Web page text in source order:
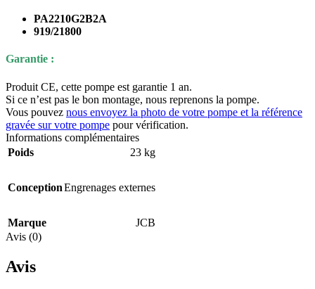
PA2210G2B2A
919/21800
Garantie :
Produit CE, cette pompe est garantie 1 an.
Si ce n’est pas le bon montage, nous reprenons la pompe.
Vous pouvez nous envoyez la photo de votre pompe et la référence
gravée sur votre pompe pour vérification.
Informations complémentaires
Poids
23 kg
ConceptionEngrenages externes
Marque
JCB
Avis (0)
Avis